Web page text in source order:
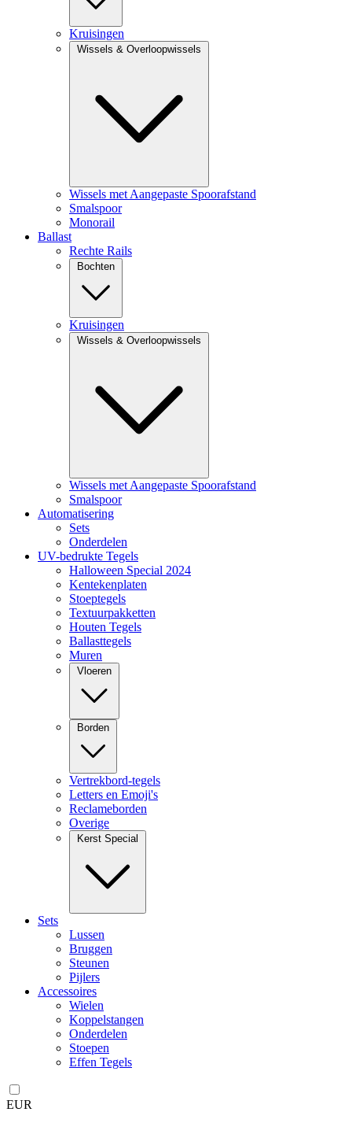
Kruisingen
Wissels & Overloopwissels
Wissels met Aangepaste Spoorafstand
Smalspoor
Monorail
Ballast
Rechte Rails
Bochten
Kruisingen
Wissels & Overloopwissels
Wissels met Aangepaste Spoorafstand
Smalspoor
Automatisering
Sets
Onderdelen
UV-bedrukte Tegels
Halloween Special 2024
Kentekenplaten
Stoeptegels
Textuurpakketten
Houten Tegels
Ballasttegels
Muren
Vloeren
Borden
Vertrekbord-tegels
Letters en Emoji's
Reclameborden
Overige
Kerst Special
Sets
Lussen
Bruggen
Steunen
Pijlers
Accessoires
Wielen
Koppelstangen
Onderdelen
Stoepen
Effen Tegels
EUR